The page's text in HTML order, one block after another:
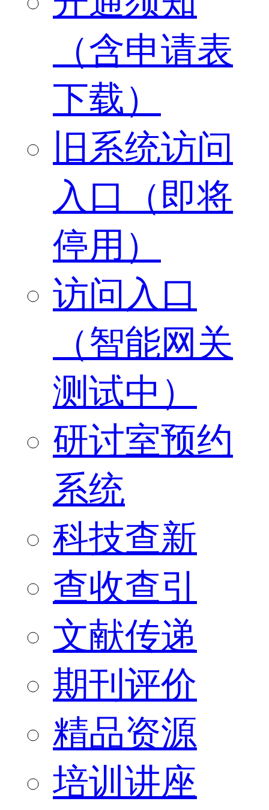
（含申请表
下载）
旧系统访问
入口（即将
停用）
访问入口
（智能网关
测试中）
研讨室预约
系统
科技查新
查收查引
文献传递
期刊评价
精品资源
培训讲座